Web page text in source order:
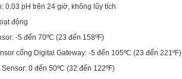
0.03 pH trên 24 giờ, không lũy tích
động
-5 đến 70ºC (23 đến 158ºF)
cổng Digital Gateway: -5 đến 105ºC (23 đến 221ºF)
Sensor: 0 đến 50ºC (32 đến 122ºF)